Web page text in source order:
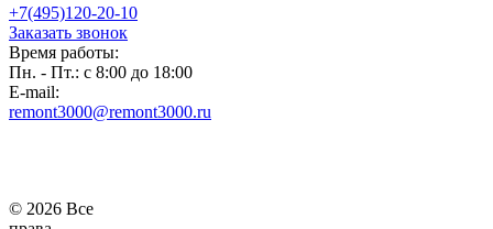
+7(495)120-20-10
Заказать звонок
Время работы:
Пн. - Пт.: с 8:00 до 18:00
E-mail:
remont3000@remont3000.ru
© 2026 Все